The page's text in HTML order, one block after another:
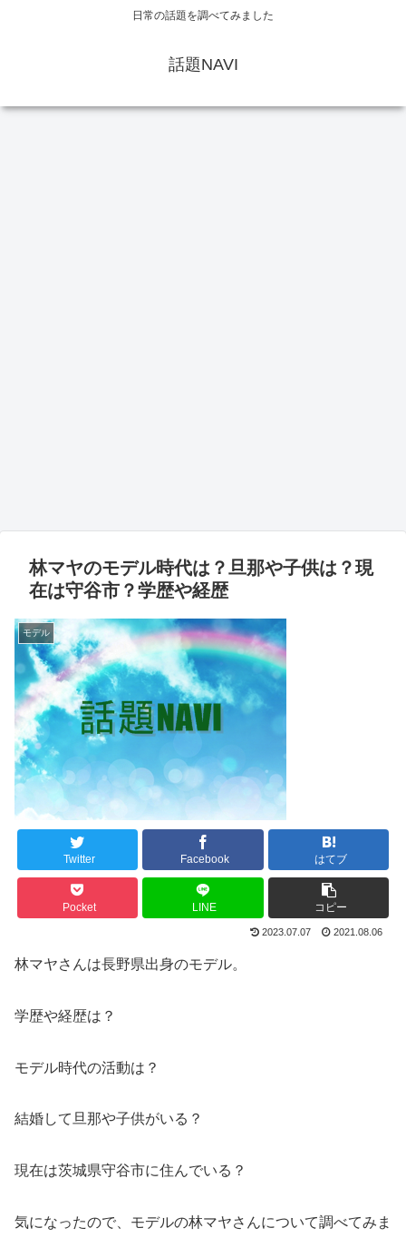
日常の話題を調べてみました
話題NAVI
林マヤのモデル時代は？旦那や子供は？現
在は守谷市？学歴や経歴
モデル
Twitter Facebook はてブ
Pocket LINE コピー
2023.07.07 2021.08.06
林マヤさんは長野県出身のモデル。
学歴や経歴は？
モデル時代の活動は？
結婚して旦那や子供がいる？
現在は茨城県守谷市に住んでいる？
気になったので、モデルの林マヤさんについて調べてみま